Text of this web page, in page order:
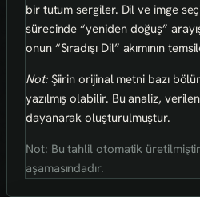
bir tutum sergiler. Dil ve imge
sürecinde “yeniden doğuş”
onun “Sıradışı Dil” akımının
Not:Şiirin orijinal metni bazı
yazılmış olabilir. Bu analiz,
dayanarak oluşturulmuştur.
Not: Bu tahlil otomatik
aşamasındadır.